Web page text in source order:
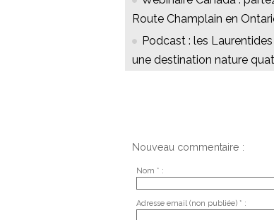
Route Champlain en
Podcast : les
une destination nature
Nouveau commentaire :
Nom * :
Adresse email (non publiée) * :